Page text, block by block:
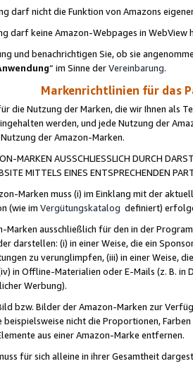
darf nicht die Funktion von Amazons
darf keine Amazon-Webpages in WebView
und benachrichtigen Sie, ob sie
“ im Sinne derVereinbarung.
Markenrichtlinien für das
die Nutzung der Marken, die wir Ihnen als
werden, und jede Nutzung der
der Amazon-Marken.
MARKEN AUSSCHLIESSLICH DURCH
MITTELS EINES ENTSPRECHENDEN
Marken muss (i) im Einklang mit der
(wie im Vergütungskatalog definiert)
Marken ausschließlich für den in der
darstellen: (i) in einer Weise, die ein
zu verunglimpfen, (iii) in einer Weise,
in Offline-Materialien oder E-Mails (z. B. in
Werbung).
bzw. Bilder der Amazon-Marken zur
beispielsweise nicht die Proportionen,
aus einer Amazon-Marke entfernen.
für sich alleine in ihrer Gesamtheit